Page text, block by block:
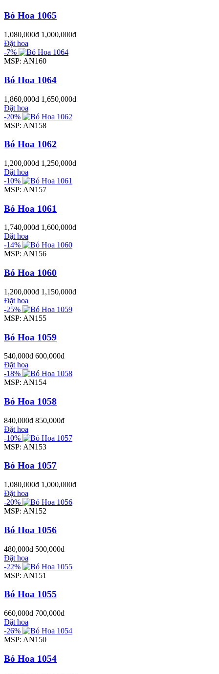
Bó Hoa 1065
1,080,000đ 1,000,000đ
Đặt hoa
-7%
MSP: AN160
Bó Hoa 1064
1,860,000đ 1,650,000đ
Đặt hoa
-20%
MSP: AN158
Bó Hoa 1062
1,200,000đ 1,250,000đ
Đặt hoa
-10%
MSP: AN157
Bó Hoa 1061
1,740,000đ 1,600,000đ
Đặt hoa
-14%
MSP: AN156
Bó Hoa 1060
1,200,000đ 1,150,000đ
Đặt hoa
-25%
MSP: AN155
Bó Hoa 1059
540,000đ 600,000đ
Đặt hoa
-18%
MSP: AN154
Bó Hoa 1058
840,000đ 850,000đ
Đặt hoa
-10%
MSP: AN153
Bó Hoa 1057
1,080,000đ 1,000,000đ
Đặt hoa
-20%
MSP: AN152
Bó Hoa 1056
480,000đ 500,000đ
Đặt hoa
-22%
MSP: AN151
Bó Hoa 1055
660,000đ 700,000đ
Đặt hoa
-26%
MSP: AN150
Bó Hoa 1054